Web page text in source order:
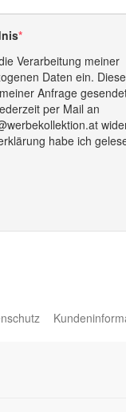
Verarbeitung meiner
Daten ein.
Anfrage
per Mail an
habe ich